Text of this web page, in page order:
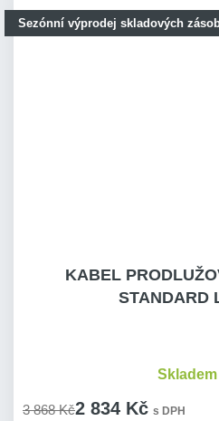
Sezónní výprodej skladových
KABEL
STANDARD
3 868 Kč2 834 Kč s DPH